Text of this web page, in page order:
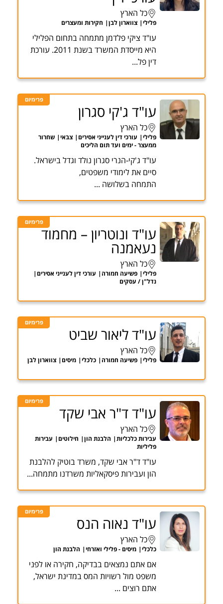
כל הארץ
פלילי צווארון לבן חקירות ומעצרים
עו"ד ציקי פלדמן מתמחה בתחום הפלילי
היא מייסדת המשרד בשנת 2011. עורכת
דין פל...
פרימיום
עו"ד ג'קי סגרון
כל הארץ
פלילי עורכי דין לענייני אסירים צבאי
שחרור
ממעצר - ימים ועד תום הליכים
עו"ד ג'קי-הנרי סגרון נולד וגדל בישראל.
סיים את לימודי משפטים,
התמחה בשלושה ...
פרימיום
עו"ד ונוטריון – מחמוד
נעאמנה
כל הארץ
פלילי פשיעה חמורה
עורכי דין לענייני אסירים
נדל"ן / עסקים
פרימיום
עו"ד ליאור שביט
כל הארץ
פלילי פשיעה חמורה כלכלי מיסים צווארון לבן
פרימיום
עו"ד ד"ר אבי שקד
כל הארץ
עבירות כלכליות הלבנת הון חילוטים
עבירות
פליליות
עו"ד ד"ר אבי שקד, משרד בוטיק להלבנת
הון ועבירות פיסקאליות משרדנו מתמחה...
פרימיום
עו"ד נאוה הנס
כל הארץ
כלכלי מיסים - פלילי ואזרחי הלבנת הון
אם אתם נמצאים בבדיקה, חקירה או לפני
משפט מול רשויות המס במדינת ישראל,
אתם רוצים ...